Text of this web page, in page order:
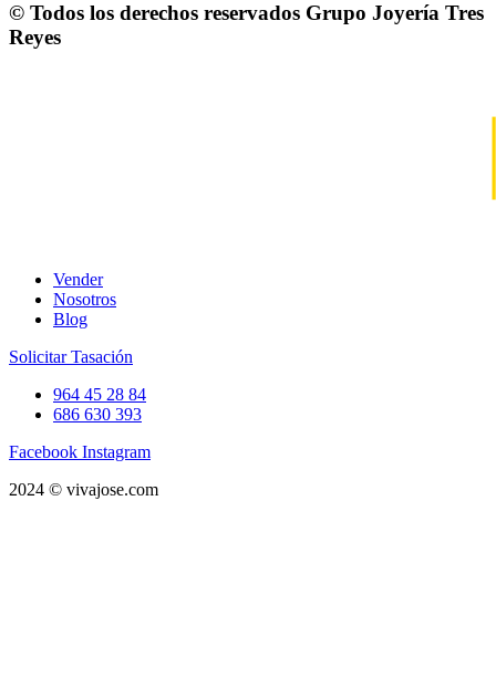
© Todos los derechos reservados Grupo Joyería Tres
Reyes
Vender
Nosotros
Blog
Solicitar Tasación
964 45 28 84
686 630 393
Facebook Instagram
2024 © vivajose.com